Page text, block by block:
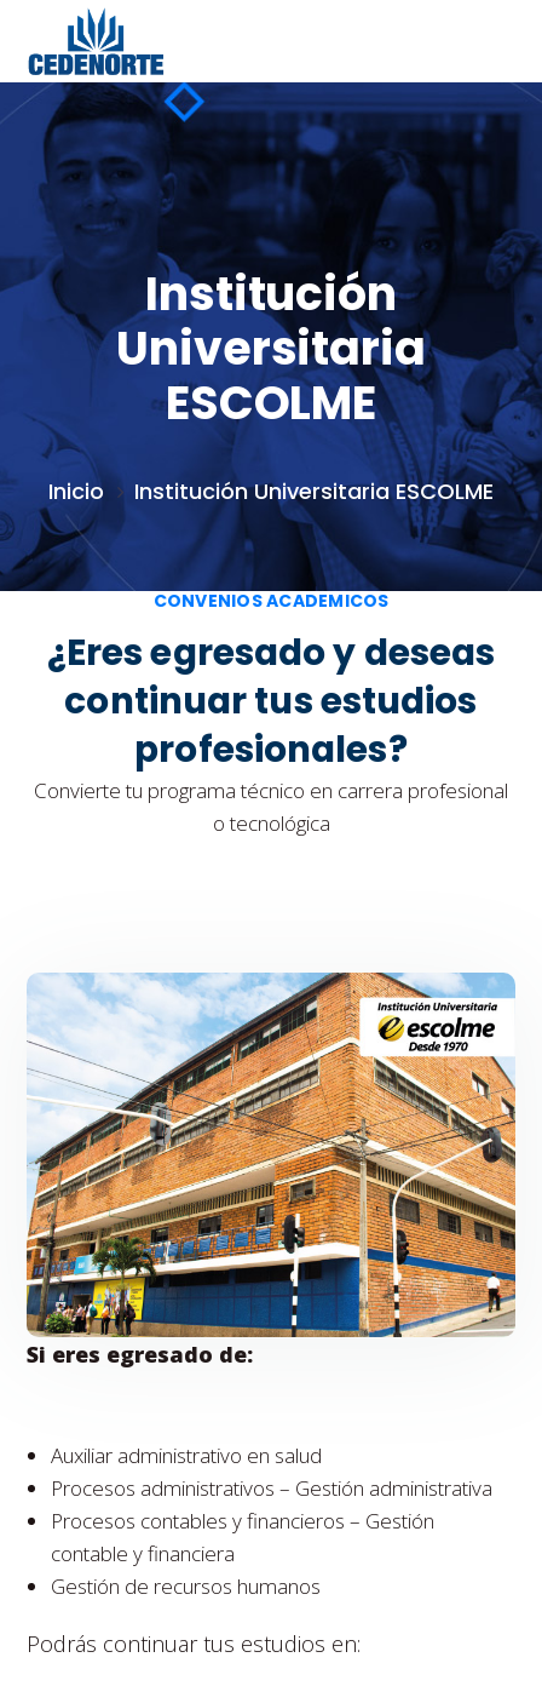
Institución
Universitaria
ESCOLME
Inicio Institución Universitaria ESCOLME
CONVENIOS ACADEMICOS
¿Eres egresado y deseas
continuar tus estudios
profesionales?
Convierte tu programa técnico en carrera profesional
o tecnológica
Si eres egresado de:
Auxiliar administrativo en salud
Procesos administrativos – Gestión administrativa
Procesos contables y financieros – Gestión
contable y financiera
Gestión de recursos humanos
Podrás continuar tus estudios en: